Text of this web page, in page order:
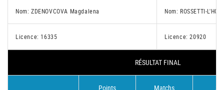
Nom: ZDENOVCOVA Magdalena Nom: ROSSETTI-
Licence: 16335 Licence: 20920
RÉSULTAT FINAL
Points Matchs